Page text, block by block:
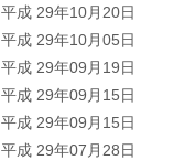
平成 29年10月20日
平成 29年10月05日
平成 29年09月19日
平成 29年09月15日
平成 29年09月15日
平成 29年07月28日